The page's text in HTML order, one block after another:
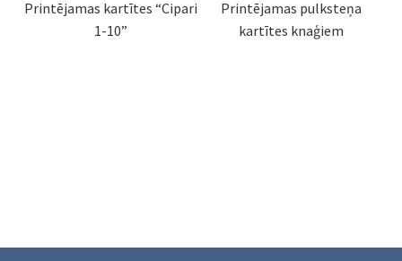
Printējamas kartītes “Cipari
1-10”
Printējamas pulksteņa
kartītes knaģiem